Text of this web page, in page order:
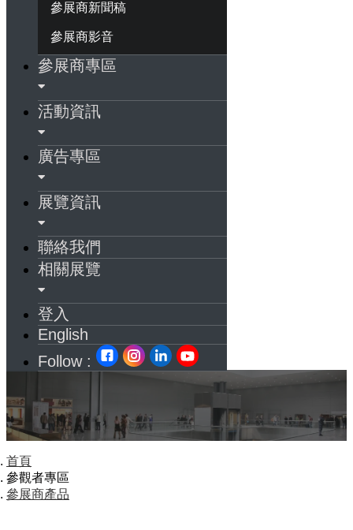
參展商新聞稿
參展商影音
參展商專區
活動資訊
廣告專區
展覽資訊
聯絡我們
相關展覽
登入
English
Follow :
首頁
參觀者專區
參展商產品